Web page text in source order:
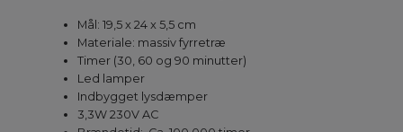
Mål: 19,5 x 24 x 5,5 cm
Materiale: massiv fyrretræ
Timer (30, 60 og 90 minutter)
Led lamper
Indbygget lysdæmper
3,3W 230V AC